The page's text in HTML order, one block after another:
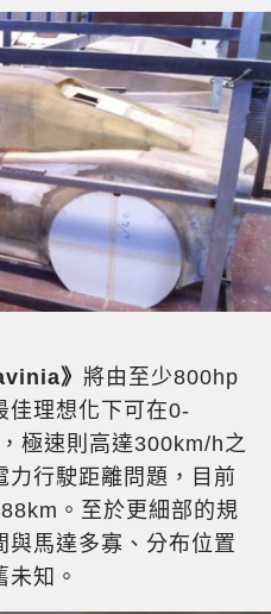
》 將由至少800hp
佳理想化下可在0-
極速則高達300km/h之
力行駛距離問題，目前
。至於更細部的規
與馬達多寡、分布位置
知。